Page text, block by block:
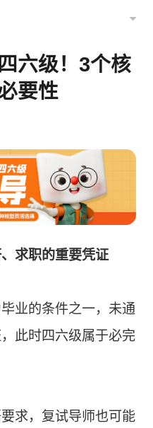
六级！3个核
要性
求职的重要凭证
业的条件之一，未通
此时四六级属于必完
求，复试导师也可能